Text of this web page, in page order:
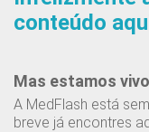
conteúdo
Mas estamos
A MedFlash está
breve já encontres